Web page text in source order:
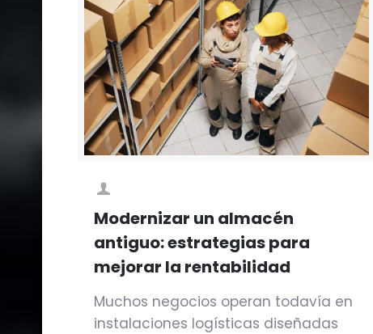
Modernizar un almacén
antiguo: estrategias para
mejorar la rentabilidad
Muchos negocios operan todavía en
instalaciones logísticas diseñadas